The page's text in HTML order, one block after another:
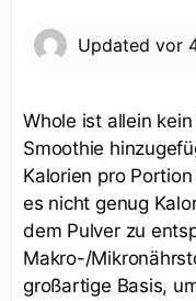
Updated vor
Whole ist allein
Smoothie
Kalorien pro
es nicht genug
dem Pulver zu
Makro-/
großartige Basis,